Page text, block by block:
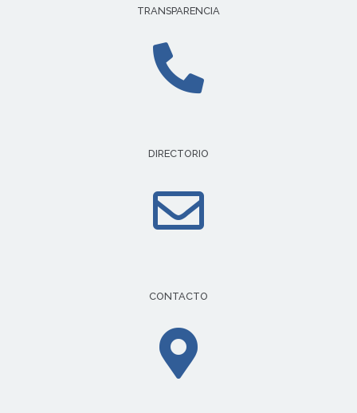
TRANSPARENCIA
DIRECTORIO
CONTACTO